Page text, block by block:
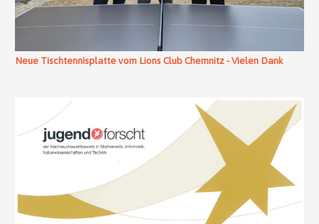
Neue Tischtennisplatte vom Lions Club Chemnitz - Vielen Dank